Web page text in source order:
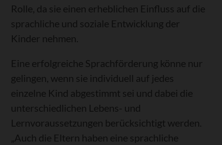
Rolle, da sie einen erheblichen Einfluss auf die
sprachliche und soziale Entwicklung der
Kinder nehmen.
Eine erfolgreiche Sprachförderung könne nur
gelingen, wenn sie individuell auf jedes
einzelne Kind abgestimmt sei und dabei die
unterschiedlichen Lebens- und
Lernvoraussetzungen berücksichtigt werden.
„Auch die Eltern haben eine sprachliche